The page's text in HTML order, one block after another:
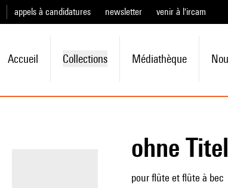
appels à candidatures newsletter venir à l'ircam
Accueil Collections Médiathèque
ohne
pour flûte et flûte à bec